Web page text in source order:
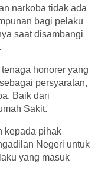
narkoba tidak ada
bagi pelaku
saat disambangi
honorer yang
persyaratan,
Baik dari
Sakit.
kepada pihak
Negeri untuk
yang masuk